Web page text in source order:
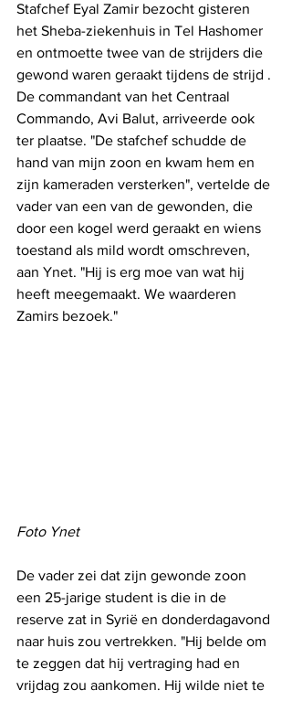
Stafchef Eyal Zamir bezocht gisteren
het Sheba-ziekenhuis in Tel Hashomer
en ontmoette twee van de strijders die
gewond waren geraakt tijdens de strijd .
De commandant van het Centraal
Commando, Avi Balut, arriveerde ook
ter plaatse. "De stafchef schudde de
hand van mijn zoon en kwam hem en
zijn kameraden versterken", vertelde de
vader van een van de gewonden, die
door een kogel werd geraakt en wiens
toestand als mild wordt omschreven,
aan Ynet. "Hij is erg moe van wat hij
heeft meegemaakt. We waarderen
Zamirs bezoek."
Foto Ynet
De vader zei dat zijn gewonde zoon
een 25-jarige student is die in de
reserve zat in Syrië en donderdagavond
naar huis zou vertrekken. "Hij belde om
te zeggen dat hij vertraging had en
vrijdag zou aankomen. Hij wilde niet te